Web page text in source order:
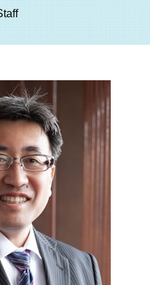
は
談
模原市 税理士
相談
崎市 相談
士